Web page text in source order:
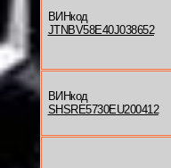
ВИНкод
JTNBV58E40J038652
ВИНкод
SHSRE5730EU200412